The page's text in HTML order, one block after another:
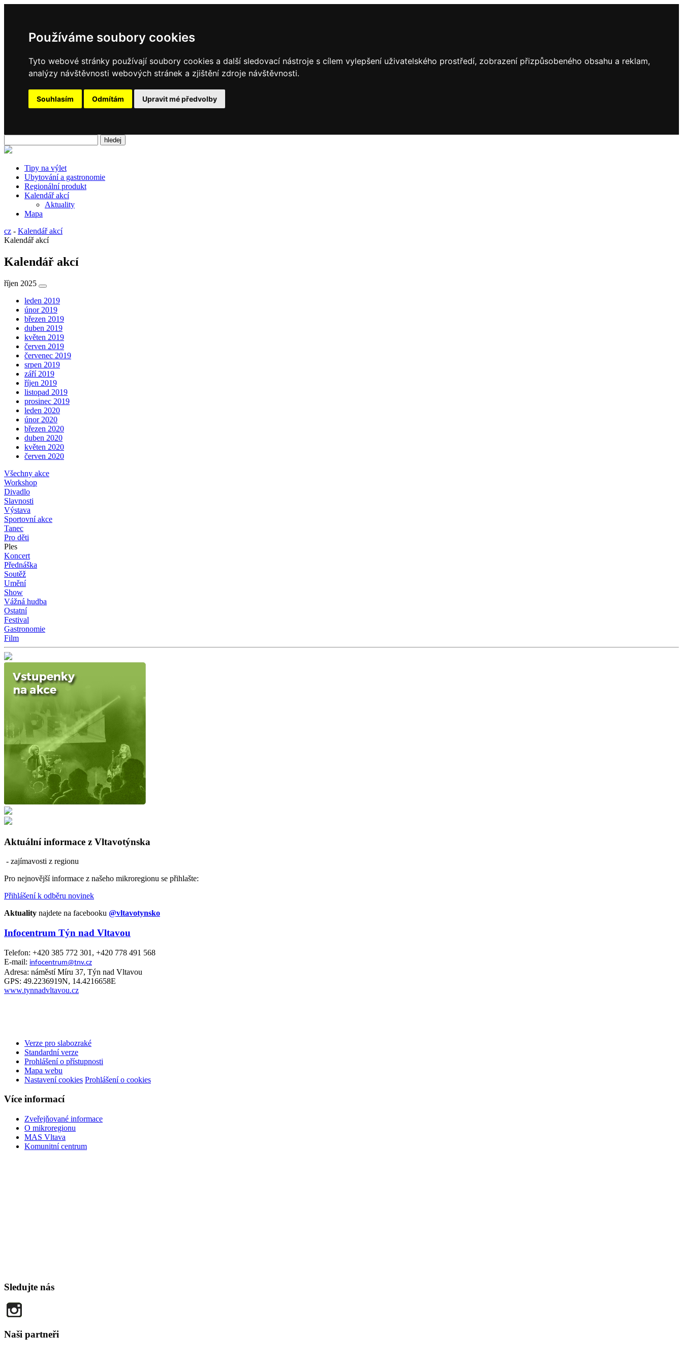
Používáme soubory cookies
Tyto webové stránky používají soubory cookies a další sledovací nástroje s cílem vylepšení uživatelského prostředí, zobrazení přizpůsobeného obsahu a reklam,
analýzy návštěvnosti webových stránek a zjištění zdroje návštěvnosti.
Souhlasím Odmítám Upravit mé předvolby
Tipy na výlet
Ubytování a gastronomie
Regionální produkt
Kalendář akcí
Aktuality
Mapa
cz - Kalendář akcí
Kalendář akcí
Kalendář akcí
říjen 2025
leden 2019
únor 2019
březen 2019
duben 2019
květen 2019
červen 2019
červenec 2019
srpen 2019
září 2019
říjen 2019
listopad 2019
prosinec 2019
leden 2020
únor 2020
březen 2020
duben 2020
květen 2020
červen 2020
Všechny akce
Workshop
Divadlo
Slavnosti
Výstava
Sportovní akce
Tanec
Pro děti
Ples
Koncert
Přednáška
Soutěž
Umění
Show
Vážná hudba
Ostatní
Festival
Gastronomie
Film
Aktuální informace z Vltavotýnska
- zajímavosti z regionu
Pro nejnovější informace z našeho mikroregionu se přihlašte:
Přihlášení k odběru novinek
Aktuality najdete na facebooku @vltavotynsko
Infocentrum Týn nad Vltavou
Telefon: +420 385 772 301, +420 778 491 568
E-mail: infocentrum@tnv.cz
Adresa: náměstí Míru 37, Týn nad Vltavou
GPS: 49.2236919N, 14.4216658E
www.tynnadvltavou.cz
Verze pro slabozraké
Standardní verze
Prohlášení o přístupnosti
Mapa webu
Nastavení cookies Prohlášení o cookies
Více informací
Zveřejňované informace
O mikroregionu
MAS Vltava
Komunitní centrum
Sledujte nás
Naši partneři